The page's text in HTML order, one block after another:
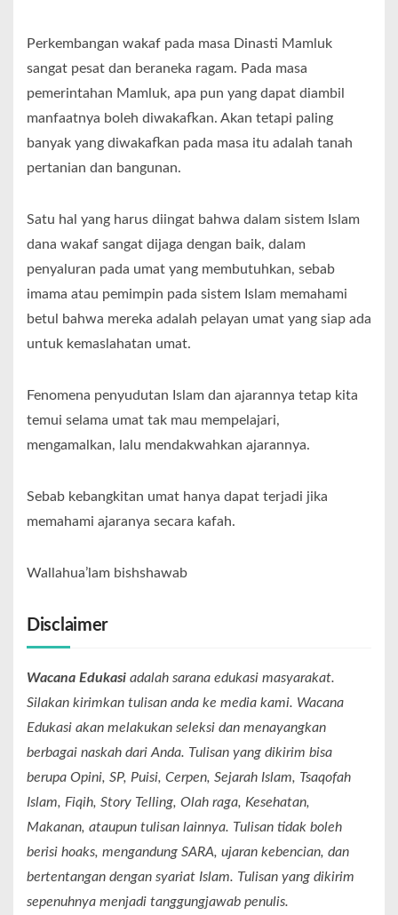
Perkembangan wakaf pada masa Dinasti Mamluk
sangat pesat dan beraneka ragam. Pada masa
pemerintahan Mamluk, apa pun yang dapat diambil
manfaatnya boleh diwakafkan. Akan tetapi paling
banyak yang diwakafkan pada masa itu adalah tanah
pertanian dan bangunan.
Satu hal yang harus diingat bahwa dalam sistem Islam
dana wakaf sangat dijaga dengan baik, dalam
penyaluran pada umat yang membutuhkan, sebab
imama atau pemimpin pada sistem Islam memahami
betul bahwa mereka adalah pelayan umat yang siap ada
untuk kemaslahatan umat.
Fenomena penyudutan Islam dan ajarannya tetap kita
temui selama umat tak mau mempelajari,
mengamalkan, lalu mendakwahkan ajarannya.
Sebab kebangkitan umat hanya dapat terjadi jika
memahami ajaranya secara kafah.
Wallahua’lam bishshawab
Disclaimer
Wacana Edukasi adalah sarana edukasi masyarakat.
Silakan kirimkan tulisan anda ke media kami. Wacana
Edukasi akan melakukan seleksi dan menayangkan
berbagai naskah dari Anda. Tulisan yang dikirim bisa
berupa Opini, SP, Puisi, Cerpen, Sejarah Islam, Tsaqofah
Islam, Fiqih, Story Telling, Olah raga, Kesehatan,
Makanan, ataupun tulisan lainnya. Tulisan tidak boleh
berisi hoaks, mengandung SARA, ujaran kebencian, dan
bertentangan dengan syariat Islam. Tulisan yang dikirim
sepenuhnya menjadi tanggungjawab penulis.